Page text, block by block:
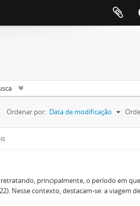
Ordenar por: Data de modificação
principalmente, o período em
Nesse contexto, destacam-se: a viagem